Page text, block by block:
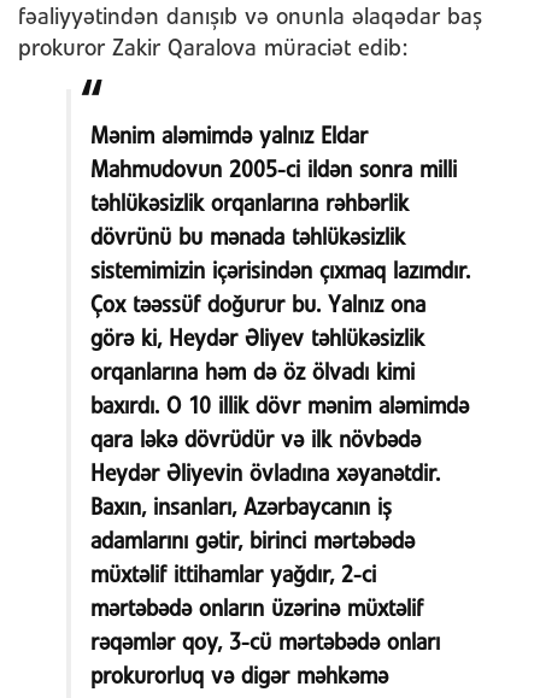
fəaliyyətindən danışıb və onunla əlaqədar baş
prokuror Zakir Qaralova müraciət edib:
Mənim aləmimdə yalnız Eldar
Mahmudovun 2005-ci ildən sonra milli
təhlükəsizlik orqanlarına rəhbərlik
dövrünü bu mənada təhlükəsizlik
sistemimizin içərisindən çıxmaq lazımdır.
Çox təəssüf doğurur bu. Yalnız ona
görə ki, Heydər Əliyev təhlükəsizlik
orqanlarına həm də öz ölvadı kimi
baxırdı. O 10 illik dövr mənim aləmimdə
qara ləkə dövrüdür və ilk növbədə
Heydər Əliyevin övladına xəyanətdir.
Baxın, insanları, Azərbaycanın iş
adamlarını gətir, birinci mərtəbədə
müxtəlif ittihamlar yağdır, 2-ci
mərtəbədə onların üzərinə müxtəlif
rəqəmlər qoy, 3-cü mərtəbədə onları
prokurorluq və digər məhkəmə